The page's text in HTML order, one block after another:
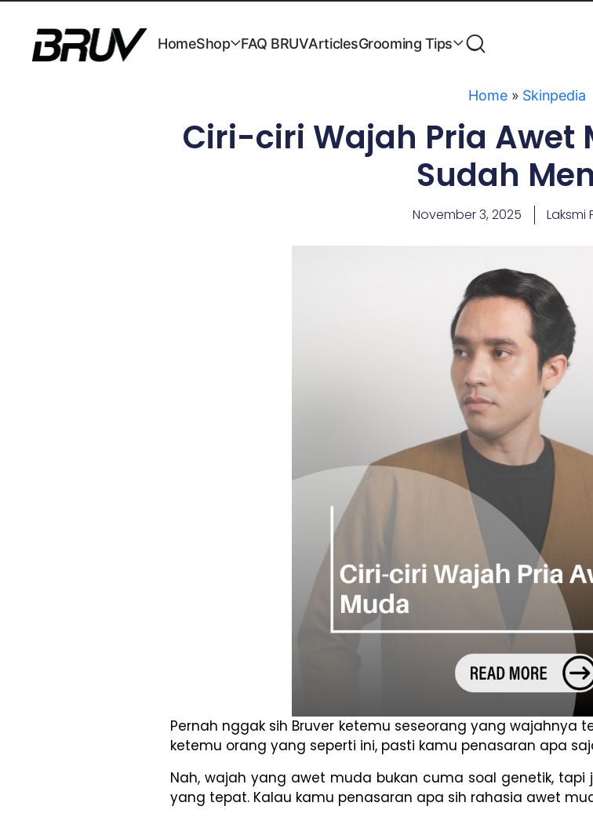
HomeShop FAQ BRUVArticlesGrooming Tips
Home» Skinpedia
Ciri-ciri Wajah Pria Awet
Sudah
November 3, 2025 Laksmi
Pernah nggak sih Bruver ketemu seseorang yang wajahnya
ketemu orang yang seperti ini, pasti kamu penasaran apa
Nah, wajah yang awet muda bukan cuma soal genetik,
yang tepat. Kalau kamu penasaran apa sih rahasia awet